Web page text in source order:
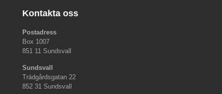
Kontakta oss
Postadress
Box 1007
851 11 Sundsvall
Sundsvall
Trädgårdsgatan 22
852 31 Sundsvall